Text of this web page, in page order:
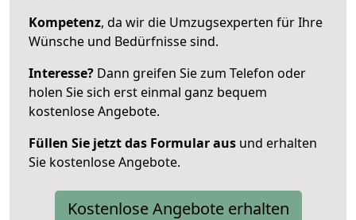
Kompetenz, da wir die Umzugsexperten für Ihre
Wünsche und Bedürfnisse sind.
Interesse? Dann greifen Sie zum Telefon oder
holen Sie sich erst einmal ganz bequem
kostenlose Angebote.
Füllen Sie jetzt das Formular aus und erhalten
Sie kostenlose Angebote.
Kostenlose Angebote erhalten